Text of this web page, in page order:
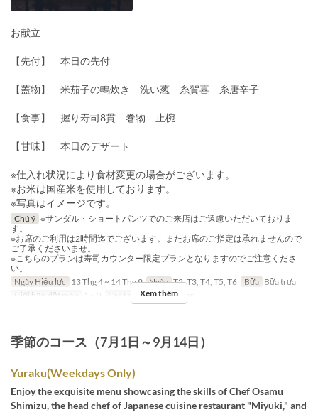
お献立
【先付】 本日の先付
【蓋物】 米茄子の鴫炊き 洗い葱 糸賀喜 糸唐辛子
【食事】 握り寿司8貫 巻物 止椀
【甘味】 本日のデザート
※仕入れ状況により食材変更の場合がございます。
※お米は国産米を使用しております。
※写真はイメージです。
Chú ý ※サンダル・ショートパンツでのご来店はご遠慮いただいておりま
す。
※お席のご利用は2時間迄でございます。またお席のご指定は承れませんので
ご了承くださいませ。
※こちらのプランは寿司カウンター限定プランとなりますのでご注意くださ
い。
Ngày Hiệu lực 13 Thg 4 ~ 14 Thg 9 Ngày T2, T3, T4, T5, T6 Bữa Bữa trưa
Giới hạn dặt món
1 ~ 2 Các Loại Ghế Counter
Xem thêm
季節のコース（7月1日～9月14日）
Yuraku(Weekdays Only)
Enjoy the exquisite menu showcasing the skills of Chef Osamu
Shimizu, the head chef of Japanese cuisine restaurant "Miyuki," and